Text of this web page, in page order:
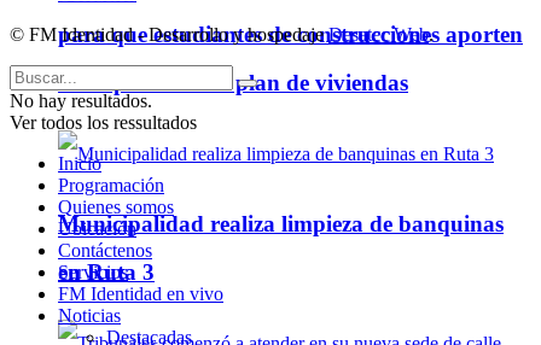
para que estudiantes de construcciones aporten
ideas para futuro plan de viviendas
Municipalidad realiza limpieza de banquinas
en Ruta 3
© FM Identidad - Desarrollo y hospedajeDesatec Web.
No hay resultados.
Ver todos los ressultados
Inicio
Programación
Quienes somos
Ubicación
Contáctenos
Servicios
FM Identidad en vivo
Noticias
Destacadas